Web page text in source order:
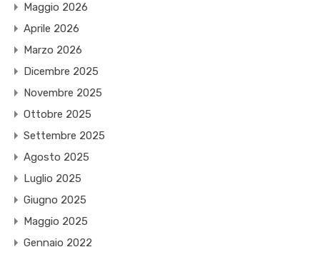
Maggio 2026
Aprile 2026
Marzo 2026
Dicembre 2025
Novembre 2025
Ottobre 2025
Settembre 2025
Agosto 2025
Luglio 2025
Giugno 2025
Maggio 2025
Gennaio 2022